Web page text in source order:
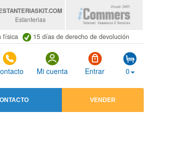
.COM
Estanterias
física 15 días de derecho de devolución
Mi cuenta Entrar 0
VENDER